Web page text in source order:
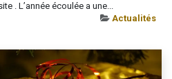
. L’année écoulée a une...
Actualités